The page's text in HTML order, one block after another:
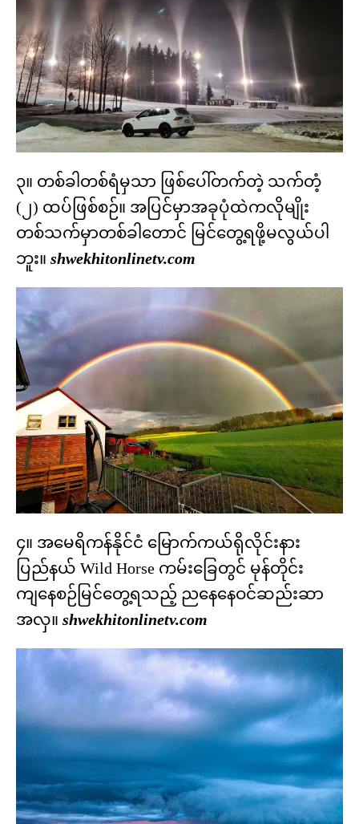
၃။ တစ်ခါတစ်ရံမှသာ ဖြစ်ပေါ်တက်တဲ့ သက်တံ့
(၂) ထပ်ဖြစ်စဉ်။ အပြင်မှာအခုပုံထဲကလိုမျိုး
တစ်သက်မှာတစ်ခါတောင် မြင်တွေ့ရဖို့မလွယ်ပါ
ဘူး။ shwekhitonlinetv.com
၄။ အမေရိကန်နိုင်ငံ မြောက်ကယ်ရိုလိုင်းနား
ပြည်နယ် Wild Horse ကမ်းခြေတွင် မုန်တိုင်း
ကျနေစဉ်မြင်တွေ့ရသည့် ညနေနေဝင်ဆည်းဆာ
အလှ။ shwekhitonlinetv.com